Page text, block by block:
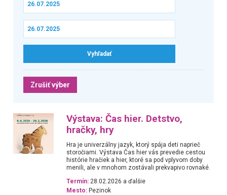
Zrušiť výber
Výstava: Čas hier. Detstvo,
hračky, hry
Hra je univerzálny jazyk, ktorý spája deti naprieč
storočiami. Výstava Čas hier vás prevedie cestou
histórie hračiek a hier, ktoré sa pod vplyvom doby
menili, ale v mnohom zostávali prekvapivo rovnaké.
Termín: 28.02.2026 a ďalšie
Mesto: Pezinok